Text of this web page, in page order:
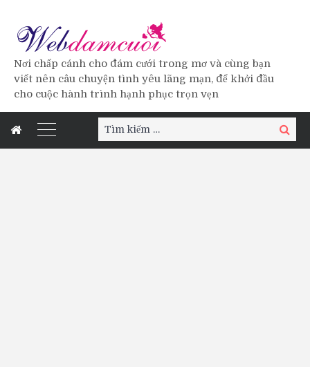
Nơi chấp cánh cho đám cưới trong mơ và cùng bạn
viết nên câu chuyện tình yêu lãng mạn, để khởi đầu
cho cuộc hành trình hạnh phục trọn vẹn
Tìm
kiếm:
Tìm
kiếm